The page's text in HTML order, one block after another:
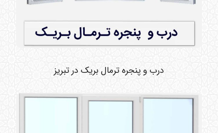
درب و پنجره ترمال بریک در تبریز